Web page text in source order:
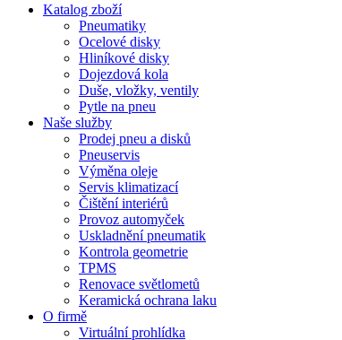
Katalog zboží
Pneumatiky
Ocelové disky
Hliníkové disky
Dojezdová kola
Duše, vložky, ventily
Pytle na pneu
Naše služby
Prodej pneu a disků
Pneuservis
Výměna oleje
Servis klimatizací
Čištění interiérů
Provoz automyček
Uskladnění pneumatik
Kontrola geometrie
TPMS
Renovace světlometů
Keramická ochrana laku
O firmě
Virtuální prohlídka